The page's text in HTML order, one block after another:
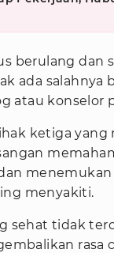
berulang dan
ada salahnya
atau konselor
ketiga yang
menemukan
menyakiti.
sehat tidak
rasa